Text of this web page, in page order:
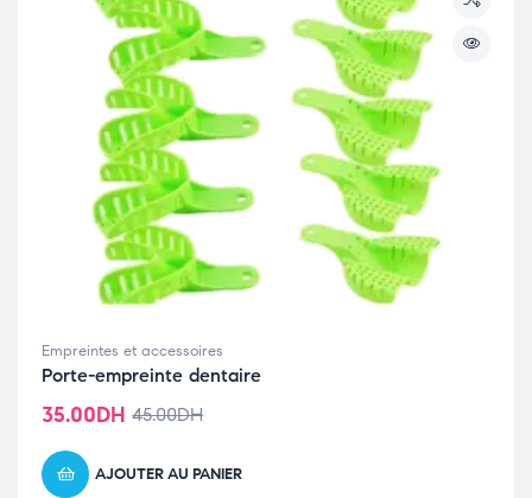
Empreintes et accessoires
Porte-empreinte dentaire
45.00DH
35.00DH
AJOUTER AU PANIER